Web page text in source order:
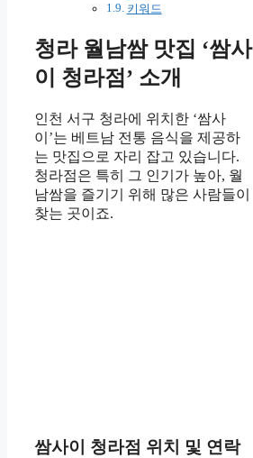
키워드
청라 월남쌈 맛집 ‘쌈사
이 청라점’ 소개
인천 서구 청라에 위치한 ‘쌈사
이’는 베트남 전통 음식을 제공하
는 맛집으로 자리 잡고 있습니다.
청라점은 특히 그 인기가 높아, 월
남쌈을 즐기기 위해 많은 사람들이
찾는 곳이죠.
쌈사이 청라점 위치 및 연락